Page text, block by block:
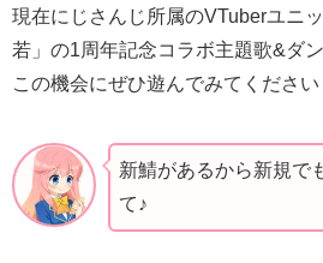
現在にじさんじ所属のVTuberユニ
若」の1周年記念コラボ主題歌&ダ
この機会にぜひ遊んでみてください
新鯖があるから新規で
て♪